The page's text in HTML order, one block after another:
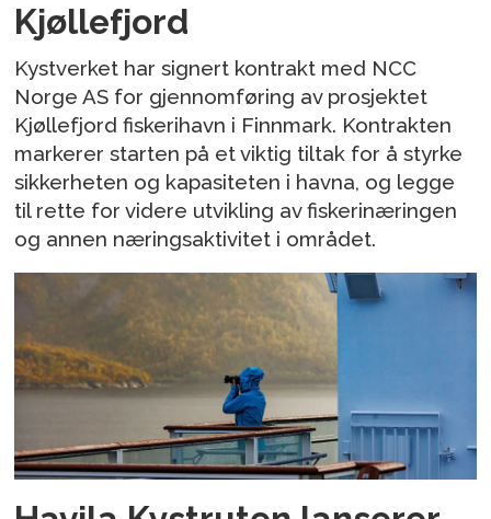
Kjøllefjord
Kystverket har signert kontrakt med NCC
Norge AS for gjennomføring av prosjektet
Kjøllefjord fiskerihavn i Finnmark. Kontrakten
markerer starten på et viktig tiltak for å styrke
sikkerheten og kapasiteten i havna, og legge
til rette for videre utvikling av fiskerinæringen
og annen næringsaktivitet i området.